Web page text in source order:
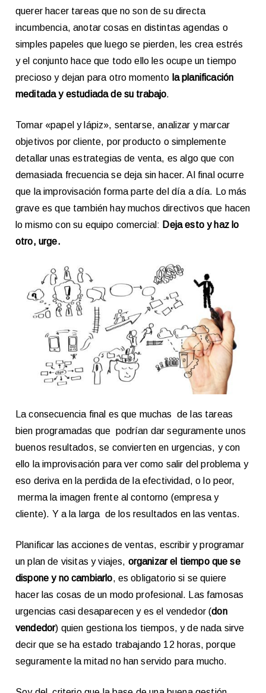
querer hacer tareas que no son de su directa
incumbencia, anotar cosas en distintas agendas o
simples papeles que luego se pierden, les crea estrés
y el conjunto hace que todo ello les ocupe un tiempo
precioso y dejan para otro momento la planificación
meditada y estudiada de su trabajo.
Tomar «papel y lápiz», sentarse, analizar y marcar
objetivos por cliente, por producto o simplemente
detallar unas estrategias de venta, es algo que con
demasiada frecuencia se deja sin hacer. Al final ocurre
que la improvisación forma parte del día a día. Lo más
grave es que también hay muchos directivos que hacen
lo mismo con su equipo comercial: Deja esto y haz lo
otro, urge.
La consecuencia final es que muchas de las tareas
bien programadas que podrían dar seguramente unos
buenos resultados, se convierten en urgencias, y con
ello la improvisación para ver como salir del problema y
eso deriva en la perdida de la efectividad, o lo peor,
merma la imagen frente al contorno (empresa y
cliente). Y a la larga de los resultados en las ventas.
Planificar las acciones de ventas, escribir y programar
un plan de visitas y viajes, organizar el tiempo que se
dispone y no cambiarlo, es obligatorio si se quiere
hacer las cosas de un modo profesional. Las famosas
urgencias casi desaparecen y es el vendedor (don
vendedor) quien gestiona los tiempos, y de nada sirve
decir que se ha estado trabajando 12 horas, porque
seguramente la mitad no han servido para mucho.